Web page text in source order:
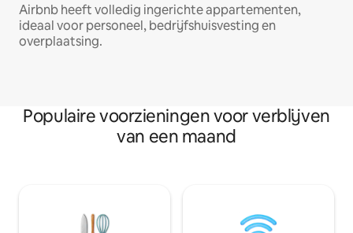
Airbnb heeft volledig ingerichte appartementen,
ideaal voor personeel, bedrijfshuisvesting en
overplaatsing.
Populaire voorzieningen voor verblijven
van een maand